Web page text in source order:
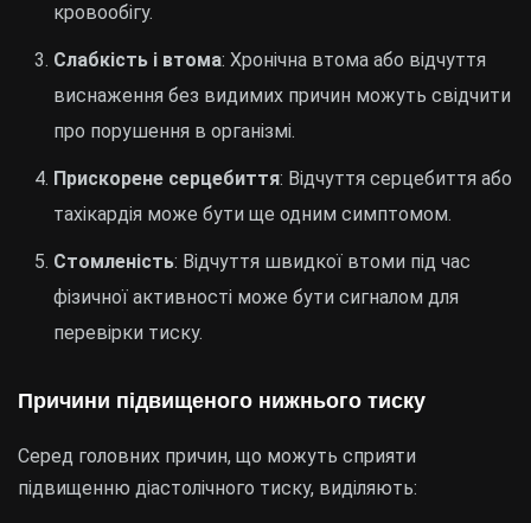
кровообігу.
Слабкість і втома: Хронічна втома або відчуття
виснаження без видимих причин можуть свідчити
про порушення в організмі.
Прискорене серцебиття: Відчуття серцебиття або
тахікардія може бути ще одним симптомом.
Стомленість: Відчуття швидкої втоми під час
фізичної активності може бути сигналом для
перевірки тиску.
Причини підвищеного нижнього тиску
Серед головних причин, що можуть сприяти
підвищенню діастолічного тиску, виділяють: